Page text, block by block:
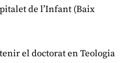
de l’Infant (Baix
el doctorat en Teologia